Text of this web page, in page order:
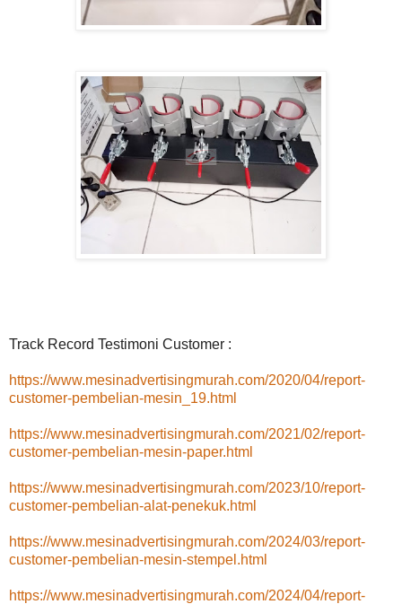
Track Record Testimoni Customer :
https://www.mesinadvertisingmurah.com/2020/04/report-
customer-pembelian-mesin_19.html
https://www.mesinadvertisingmurah.com/2021/02/report-
customer-pembelian-mesin-paper.html
https://www.mesinadvertisingmurah.com/2023/10/report-
customer-pembelian-alat-penekuk.html
https://www.mesinadvertisingmurah.com/2024/03/report-
customer-pembelian-mesin-stempel.html
https://www.mesinadvertisingmurah.com/2024/04/report-